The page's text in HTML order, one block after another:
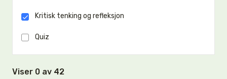
Kritisk tenking og refleksjon
Quiz
Viser 0 av 42